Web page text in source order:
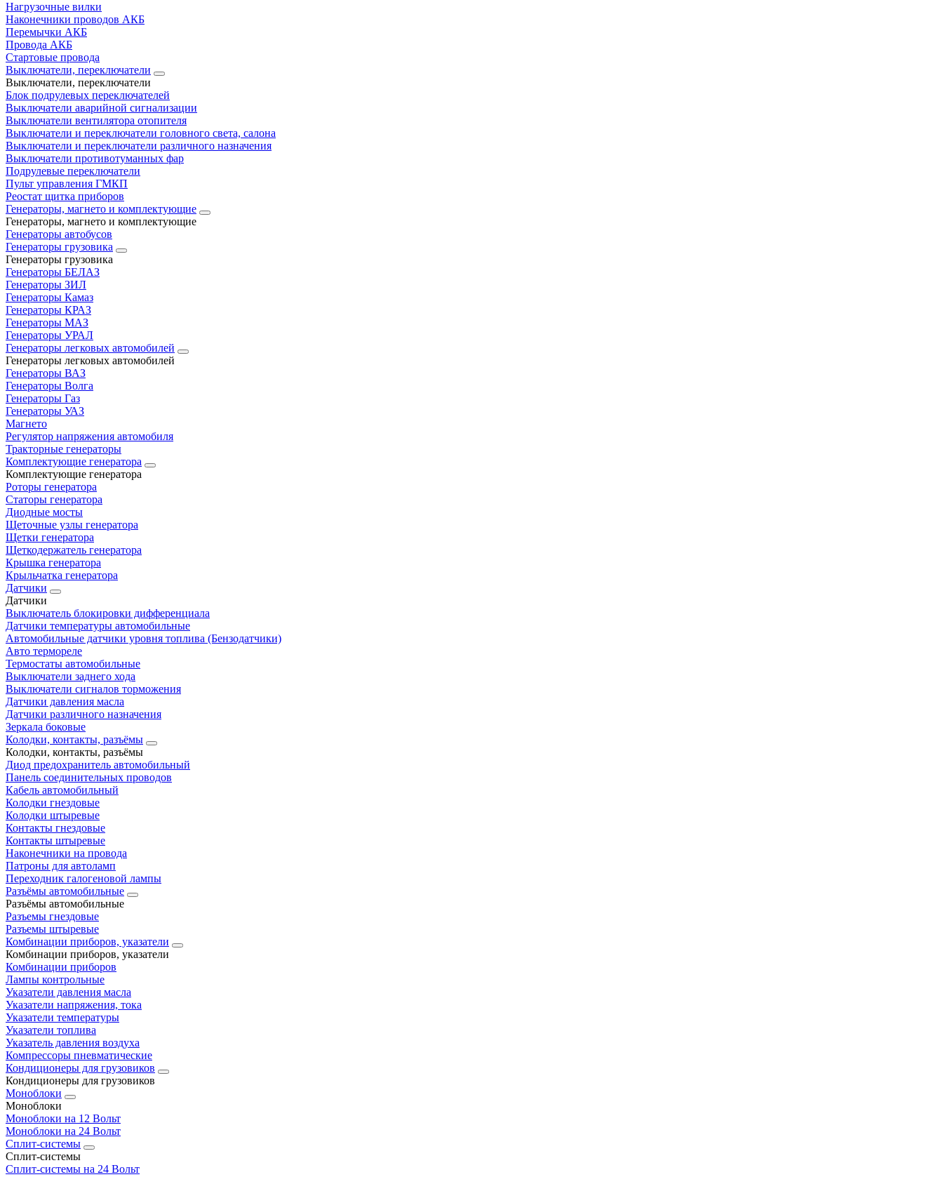
Нагрузочные вилки
Наконечники проводов АКБ
Перемычки АКБ
Провода АКБ
Стартовые провода
Выключатели, переключатели
Выключатели, переключатели
Блок подрулевых переключателей
Выключатели аварийной сигнализации
Выключатели вентилятора отопителя
Выключатели и переключатели головного света, салона
Выключатели и переключатели различного назначения
Выключатели противотуманных фар
Подрулевые переключатели
Пульт управления ГМКП
Реостат щитка приборов
Генераторы, магнето и комплектующие
Генераторы, магнето и комплектующие
Генераторы автобусов
Генераторы грузовика
Генераторы грузовика
Генераторы БЕЛАЗ
Генераторы ЗИЛ
Генераторы Камаз
Генераторы КРАЗ
Генераторы МАЗ
Генераторы УРАЛ
Генераторы легковых автомобилей
Генераторы легковых автомобилей
Генераторы ВАЗ
Генераторы Волга
Генераторы Газ
Генераторы УАЗ
Магнето
Регулятор напряжения автомобиля
Тракторные генераторы
Комплектующие генератора
Комплектующие генератора
Роторы генератора
Статоры генератора
Диодные мосты
Щеточные узлы генератора
Щетки генератора
Щеткодержатель генератора
Крышка генератора
Крыльчатка генератора
Датчики
Датчики
Выключатель блокировки дифференциала
Датчики температуры автомобильные
Автомобильные датчики уровня топлива (Бензодатчики)
Авто термореле
Термостаты автомобильные
Выключатели заднего хода
Выключатели сигналов торможения
Датчики давления масла
Датчики различного назначения
Зеркала боковые
Колодки, контакты, разъёмы
Колодки, контакты, разъёмы
Диод предохранитель автомобильный
Панель соединительных проводов
Кабель автомобильный
Колодки гнездовые
Колодки штыревые
Контакты гнездовые
Контакты штыревые
Наконечники на провода
Патроны для автоламп
Переходник галогеновой лампы
Разъёмы автомобильные
Разъёмы автомобильные
Разъемы гнездовые
Разъемы штыревые
Комбинации приборов, указатели
Комбинации приборов, указатели
Комбинации приборов
Лампы контрольные
Указатели давления масла
Указатели напряжения, тока
Указатели температуры
Указатели топлива
Указатель давления воздуха
Компрессоры пневматические
Кондиционеры для грузовиков
Кондиционеры для грузовиков
Моноблоки
Моноблоки
Моноблоки на 12 Вольт
Моноблоки на 24 Вольт
Сплит-системы
Сплит-системы
Сплит‑системы на 24 Вольт